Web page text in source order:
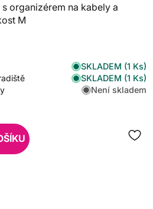
organizérem na kabely a
M
SKLADEM (1 Ks)
SKLADEM (1 Ks)
Není skladem